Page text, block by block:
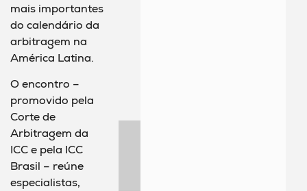
mais importantes
do calendário da
arbitragem na
América Latina.
O encontro –
promovido pela
Corte de
Arbitragem da
ICC e pela ICC
Brasil – reúne
especialistas,